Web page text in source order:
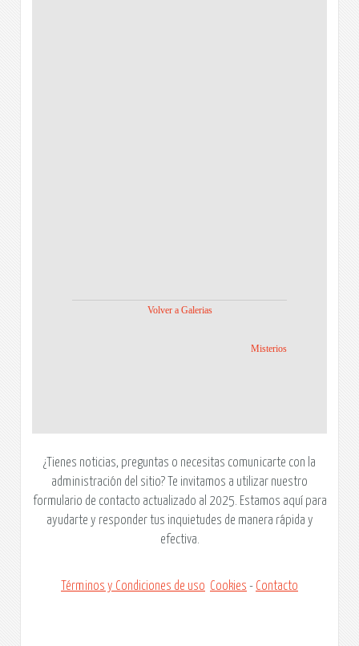
Volver a Galerias
Misterios
¿Tienes noticias, preguntas o necesitas comunicarte con la
administración del sitio? Te invitamos a utilizar nuestro
formulario de contacto actualizado al 2025. Estamos aquí para
ayudarte y responder tus inquietudes de manera rápida y
efectiva.
Términos y Condiciones de uso Cookies - Contacto